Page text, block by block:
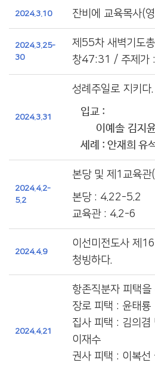
2024.3.10 잔비에 교육목사(
2024.3.25-
30
제55차 새벽기도
창47:31 / 주제가
2024.3.31
성례주일로 지키다.
입교 :
이예솔 김지
세례 : 안재희 유
2024.4.2-
5.2
본당 및 제1교육관
본당 : 4.22-5.2
교육관 : 4.2-6
2024.4.9
이선미전도사 제
청빙하다.
2024.4.21
항존직분자 피택을
장로 피택 : 윤태룡
집사 피택 : 김의겸
이재수
권사 피택 : 이복선